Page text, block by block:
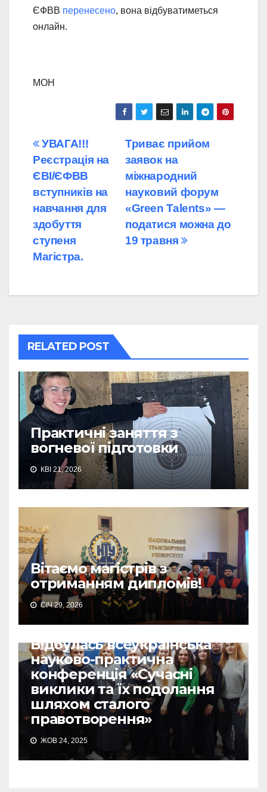
ЄФВВ перенесено, вона відбуватиметься
онлайн.
МОН
Навігація
записів
Триває прийом
заявок на
міжнародний
науковий форум
«Green Talents» —
податися можна до
19 травня
УВАГА!!!
Реєстрація на
ЄВІ/ЄФВВ
вступників на
навчання для
здобуття
ступеня
Магістра.
RELATED POST
Практичні заняття з
вогневої підготовки
КВІ 21, 2026
Вітаємо магістрів з
отриманням дипломів!
СІЧ 29, 2026
Відбулась всеукраїнська
науково-практична
конференція «Сучасні
виклики та їх подолання
шляхом сталого
правотворення»
ЖОВ 24, 2025